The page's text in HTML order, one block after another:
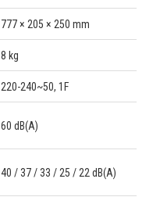
777 × 205 × 250 mm
8 kg
220-240~50, 1F
60 dB(A)
40 / 37 / 33 / 25 / 22 dB(A)